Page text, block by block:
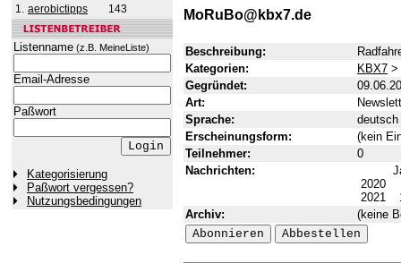
1. aerobictipps 143
Listenname (z.B. MeineListe)
Email-Adresse
Paßwort
Kategorisierung
Paßwort vergessen?
Nutzungsbedingungen
MoRuBo@kbx7.de
Beschreibung:
Kategorien:
KBX7 >
Gegründet:
Art:
Sprache:
deutsch
Erscheinungsform:
(kein
Teilnehmer:
0
Nachrichten:
2020
2021
Archiv:
(keine